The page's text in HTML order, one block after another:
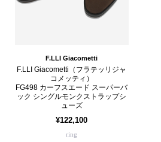
F.LLI Giacometti
F.LLI Giacometti（フラテッリジャ
コメッティ）
FG498 カーフスエード スーパーバ
ック シングルモンクストラップシ
ューズ
¥122,100
ring